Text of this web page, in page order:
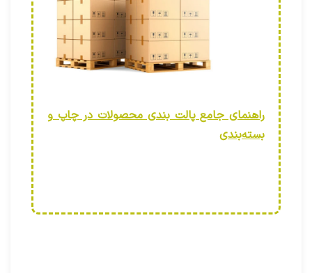
راهنمای جامع پالت‌ بندی محصولات در چاپ و
بسته‌بندی